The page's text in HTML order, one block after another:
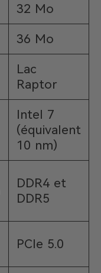
32 Mo
36 Mo
Lac
Raptor
Intel 7
(équivalent
10 nm)
DDR4 et
DDR5
PCIe 5.0